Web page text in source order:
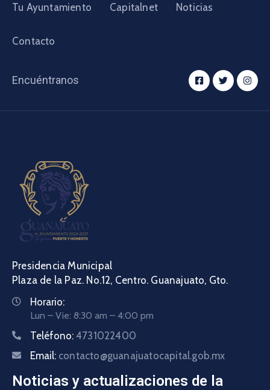
Tu Ayuntamiento Capitalnet Noticias
Contacto
Encuéntranos
Presidencia Municipal
Plaza de la Paz. No.12, Centro. Guanajuato, Gto.
Horario:
Lun – Vie: 8:30 am – 4:00 pm
Teléfono: 4731022400
Email: contacto@guanajuatocapital.gob.mx
Noticias y actualizaciones de la